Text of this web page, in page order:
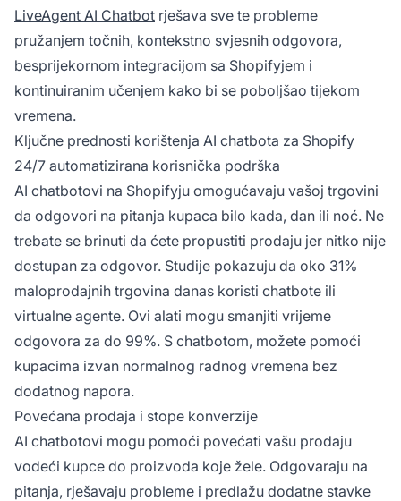
LiveAgent AI Chatbot rješava sve te probleme
pružanjem točnih, kontekstno svjesnih odgovora,
besprijekornom integracijom sa Shopifyjem i
kontinuiranim učenjem kako bi se poboljšao tijekom
vremena.
Ključne prednosti korištenja AI chatbota za Shopify
24/7 automatizirana korisnička podrška
AI chatbotovi na Shopifyju omogućavaju vašoj trgovini
da odgovori na pitanja kupaca bilo kada, dan ili noć. Ne
trebate se brinuti da ćete propustiti prodaju jer nitko nije
dostupan za odgovor. Studije pokazuju da oko 31%
maloprodajnih trgovina danas koristi chatbote ili
virtualne agente. Ovi alati mogu smanjiti vrijeme
odgovora za do 99%. S chatbotom, možete pomoći
kupacima izvan normalnog radnog vremena bez
dodatnog napora.
Povećana prodaja i stope konverzije
AI chatbotovi mogu pomoći povećati vašu prodaju
vodeći kupce do proizvoda koje žele. Odgovaraju na
pitanja, rješavaju probleme i predlažu dodatne stavke